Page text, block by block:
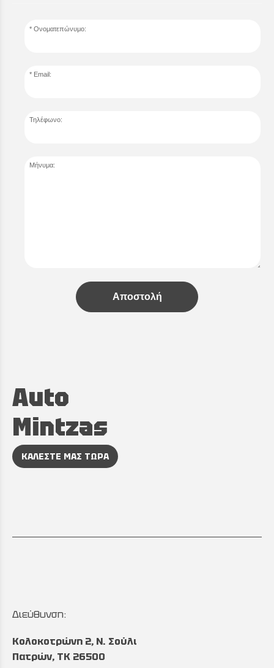
Ονοματεπώνυμο:
Email:
Τηλέφωνο:
Μήνυμα:
Αποστολή
Auto
Mintzas
ΚΑΛΕΣΤΕ ΜΑΣ ΤΩΡΑ
Διεύθυνση:
Κολοκοτρώνη 2, Ν. Σούλι
Πατρών, TK 26500